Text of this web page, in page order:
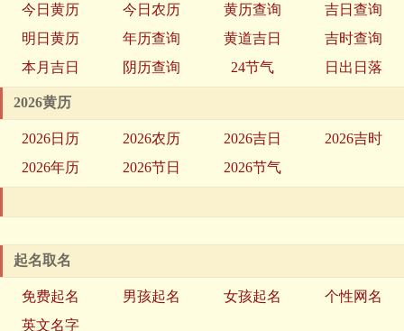
今日黄历 今日农历 黄历查询
吉日查询
明日黄历
年历查询 黄道吉日
吉时查询
本月吉日
阴历查询 24节气 日出日落
2026黄历
2026日历 2026农历 2026吉日
2026吉时
2026年历
2026节日 2026节气
起名取名
免费起名 男孩起名 女孩起名
个性网名
英文名字